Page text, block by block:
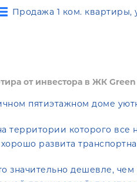
Продажа 1 ком. квартиры,
от инвестора в ЖК
пятиэтажном доме
территории которого
развита
значительно дешевле,